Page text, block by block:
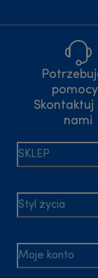
Skontaktuj
nami
SKLEP
Styl życia
Moje konto